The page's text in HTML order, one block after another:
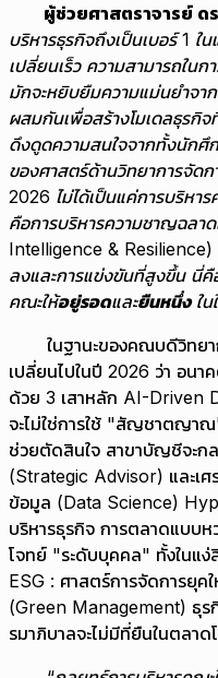
ผู้ช่วยศาสตราจารย์ ดร
บริหารธุรกิจถึงเป็นเบอร์1 ใ
เปลี่ยนเร็ว ความสามารถใน
มักจะหยิบยืมความแม่นยำจา
ผสมกันเพื่อสร้างโมเดลธุรกิจ
ดึงดูดความสนใจจากทั้งนักศึ
ของศาสตร์ด้านวิทยาการจัดก
2026 ไม่ได้เป็นแค่การบริหา
คือการบริหารความชาญฉลา
Intelligence &
ลงและการแข่งขันที่สูงขึ้น นี่คื
คณะให้อยู่รอดและยืนหนึ่งใน
ในฐานะของคณบดีวิทยา
เปลี่ยนไปในปี 2026 ว่า อนา
ด้วย 3 เสาหลัก AI-Driven
จะไม่ใช่การใช้ "สัญชาตญา
ช่วยตัดสินใจ สาขาบัญชีจะก
(Strategic Advisor) และเศ
ข้อมูล (Data Science)
บริหารธุรกิจ การตลาดแบบห
โจทย์ "ระดับบุคคล" ทั้งในแง่
ESG : ศาสตร์การจัดการยุค
(Green Management) ธุร
รมาภิบาลจะไม่มีที่ยืนในตลาด